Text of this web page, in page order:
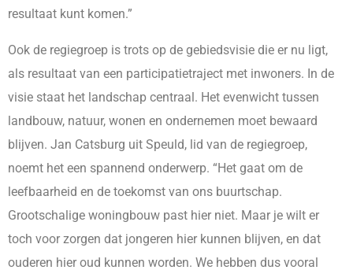
resultaat kunt komen.”
Ook de regiegroep is trots op de gebiedsvisie die er nu ligt,
als resultaat van een participatietraject met inwoners. In de
visie staat het landschap centraal. Het evenwicht tussen
landbouw, natuur, wonen en ondernemen moet bewaard
blijven. Jan Catsburg uit Speuld, lid van de regiegroep,
noemt het een spannend onderwerp. “Het gaat om de
leefbaarheid en de toekomst van ons buurtschap.
Grootschalige woningbouw past hier niet. Maar je wilt er
toch voor zorgen dat jongeren hier kunnen blijven, en dat
ouderen hier oud kunnen worden. We hebben dus vooral